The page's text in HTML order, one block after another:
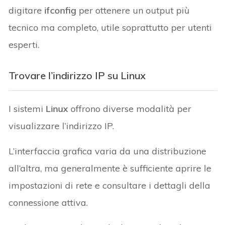
digitare ifconfig per ottenere un output più
tecnico ma completo, utile soprattutto per utenti
esperti.
Trovare l’indirizzo IP su Linux
I sistemi Linuxoffrono diverse modalità per
visualizzare l’indirizzo IP.
L’interfaccia grafica varia da una distribuzione
all’altra, ma generalmente è sufficiente aprire le
impostazioni di rete e consultare i dettagli della
connessione attiva.